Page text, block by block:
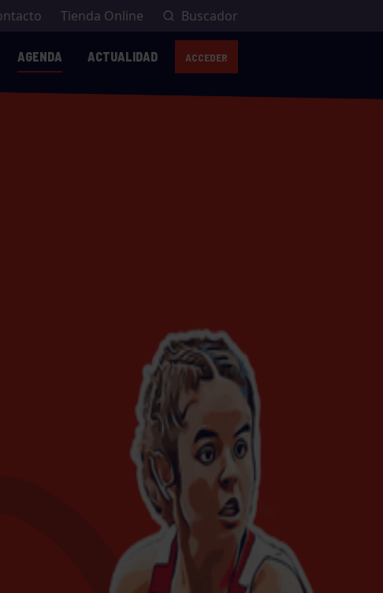
Tienda Online Buscador
AGENDA ACTUALIDAD ACCEDER